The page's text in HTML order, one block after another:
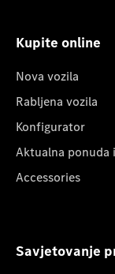
Kupite online
Nova vozila
Rabljena vozila
Konfigurator
Aktualna ponuda
Accessories
Savjetovanje